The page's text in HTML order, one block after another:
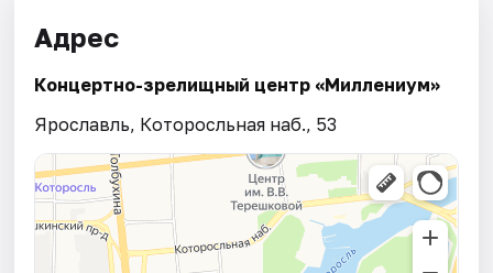
Адрес
Концертно-зрелищный центр «Миллениум»
Ярославль, Которосльная наб., 53